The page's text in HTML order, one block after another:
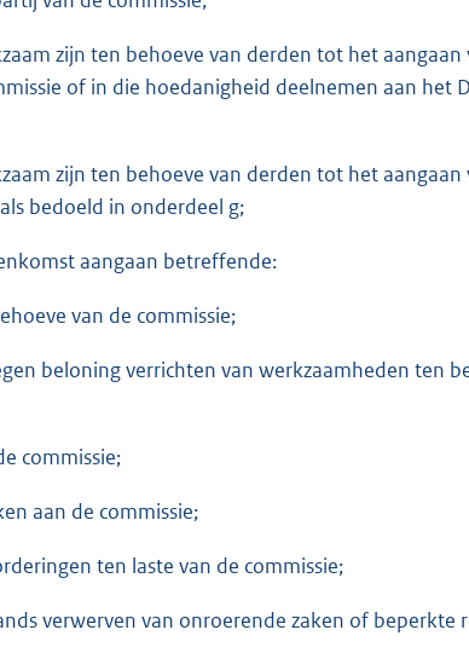
zijn ten behoeve van derden tot het aangaan
of in die hoedanigheid deelnemen aan het
zijn ten behoeve van derden tot het aangaan
bedoeld in onderdeel g;
aangaan betreffende:
van de commissie;
beloning verrichten van werkzaamheden ten
commissie;
aan de commissie;
ten laste van de commissie;
verwerven van onroerende zaken of beperkte